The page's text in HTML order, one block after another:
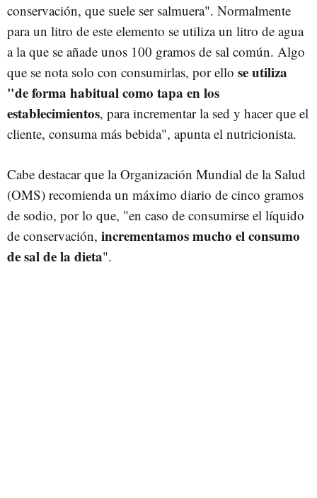
conservación, que suele ser salmuera". Normalmente
para un litro de este elemento se utiliza un litro de agua
a la que se añade unos 100 gramos de sal común. Algo
que se nota solo con consumirlas, por ello se utiliza
"de forma habitual como tapa en los
establecimientos, para incrementar la sed y hacer que el
cliente, consuma más bebida", apunta el nutricionista.
Cabe destacar que la Organización Mundial de la Salud
(OMS) recomienda un máximo diario de cinco gramos
de sodio, por lo que, "en caso de consumirse el líquido
de conservación, incrementamos mucho el consumo
de sal de la dieta".